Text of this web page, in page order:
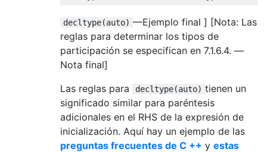
decltype(auto) —Ejemplo final ] [Nota: Las
reglas para determinar los tipos de
participación se especifican en 7.1.6.4. —
Nota final]
Las reglas para
decltype(auto) tienen un
significado similar para paréntesis
adicionales en el RHS de la expresión de
inicialización. Aquí hay un ejemplo de las
preguntas frecuentes de C ++ y estas